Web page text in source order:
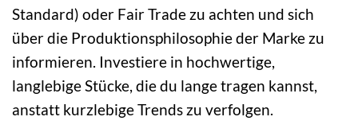
Standard) oder Fair Trade zu achten und sich
über die Produktionsphilosophie der Marke zu
informieren. Investiere in hochwertige,
langlebige Stücke, die du lange tragen kannst,
anstatt kurzlebige Trends zu verfolgen.